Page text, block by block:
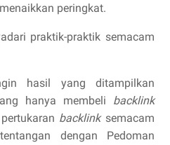
peringkat.
praktik-praktik semacam
hasil yang ditampilkan
hanya membeli backlink
backlinksemacam
dengan Pedoman